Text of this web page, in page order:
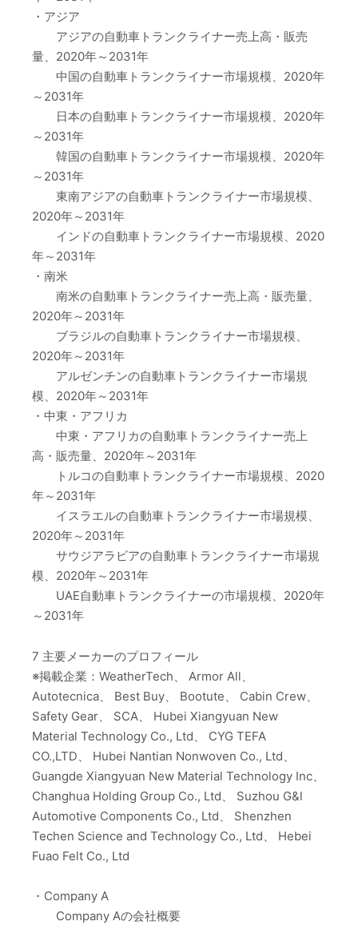
・アジア
アジアの自動車トランクライナー売上高・販売
量、2020年～2031年
中国の自動車トランクライナー市場規模、2020年
～2031年
日本の自動車トランクライナー市場規模、2020年
～2031年
韓国の自動車トランクライナー市場規模、2020年
～2031年
東南アジアの自動車トランクライナー市場規模、
2020年～2031年
インドの自動車トランクライナー市場規模、2020
年～2031年
・南米
南米の自動車トランクライナー売上高・販売量、
2020年～2031年
ブラジルの自動車トランクライナー市場規模、
2020年～2031年
アルゼンチンの自動車トランクライナー市場規
模、2020年～2031年
・中東・アフリカ
中東・アフリカの自動車トランクライナー売上
高・販売量、2020年～2031年
トルコの自動車トランクライナー市場規模、2020
年～2031年
イスラエルの自動車トランクライナー市場規模、
2020年～2031年
サウジアラビアの自動車トランクライナー市場規
模、2020年～2031年
UAE自動車トランクライナーの市場規模、2020年
～2031年
7 主要メーカーのプロフィール
※掲載企業：WeatherTech、 Armor All、
Autotecnica、 Best Buy、 Bootute、 Cabin Crew、
Safety Gear、 SCA、 Hubei Xiangyuan New
Material Technology Co., Ltd、 CYG TEFA
CO.,LTD、 Hubei Nantian Nonwoven Co., Ltd、
Guangde Xiangyuan New Material Technology Inc、
Changhua Holding Group Co., Ltd、 Suzhou G&l
Automotive Components Co., Ltd、 Shenzhen
Techen Science and Technology Co., Ltd、 Hebei
Fuao Felt Co., Ltd
・Company A
Company Aの会社概要